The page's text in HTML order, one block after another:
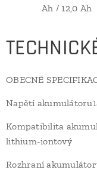
Ah / 12,0 Ah
OBECNÉ
Napětí
Kompatibilita
lithium-iontový
Rozhraní